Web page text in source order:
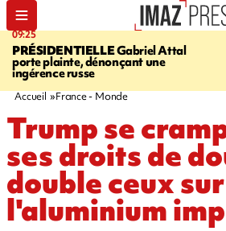
09:25
PRÉSIDENTIELLEGabriel Attal
porte plainte, dénonçant une
ingérence russe
Accueil France - Monde
Trump se
ses droits de
double ceux
l'aluminium